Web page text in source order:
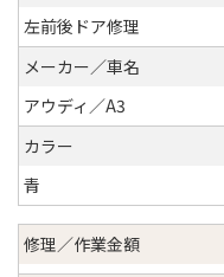
左前後ドア修理
メーカー／車名
アウディ／A3
カラー
青
修理／作業金額